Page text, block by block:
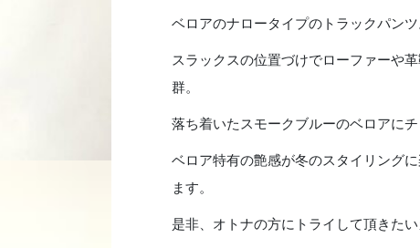
Pant
Velour〕-
SMOKE
[NS253]
ベロアのナロータイプのトラックパンツ
スラックスの位置づけでローファーや
群。
落ち着いたスモークブルーのベロアにチ
ベロア特有の艶感が冬のスタイリング
ます。
是非、オトナの方にトライして頂きたい